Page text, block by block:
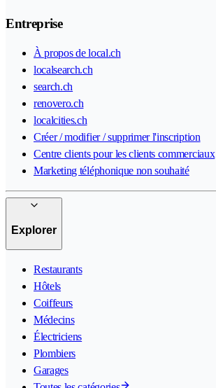
Entreprise
À propos de local.ch
localsearch.ch
search.ch
renovero.ch
localcities.ch
Créer / modifier / supprimer l'inscription
Centre clients pour les clients commerciaux
Marketing téléphonique non souhaité
Explorer
Restaurants
Hôtels
Coiffeurs
Médecins
Électriciens
Plombiers
Garages